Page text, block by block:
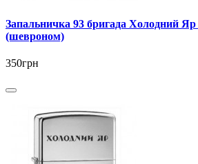
Запальничка 93 бригада Холодний
(шевроном)
350грн